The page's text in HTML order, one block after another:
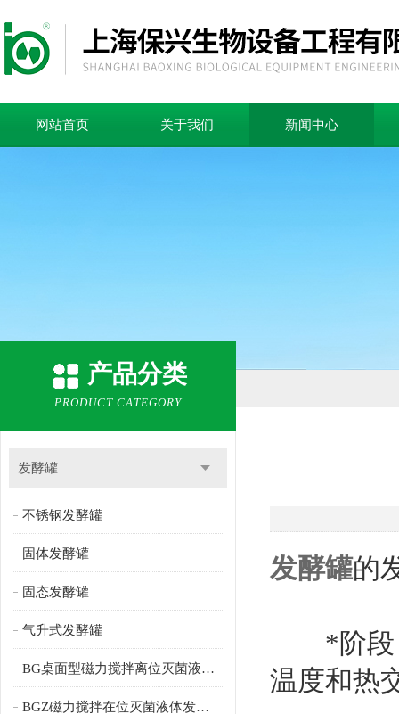
网站首页 关于我们 新闻中心
产品分类
PRODUCT CATEGORY
发酵罐
不锈钢发酵罐
固体发酵罐
固态发酵罐
气升式发酵罐
BG桌面型磁力搅拌离位灭菌液体发酵罐
BGZ磁力搅拌在位灭菌液体发酵罐
发酵罐的
*阶段：
温度和热